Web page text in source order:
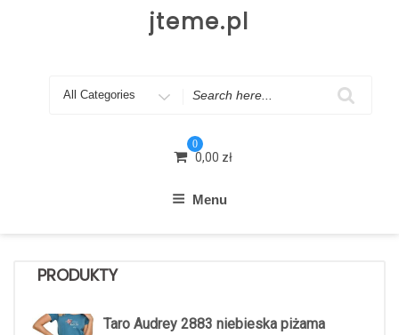
jteme.pl
Search
0
0,00 zł
Menu
PRODUKTY
Taro Audrey 2883 niebieska piżama